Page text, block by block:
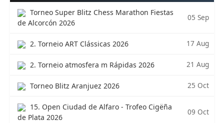
Torneo Super Blitz Chess Marathon Fiestas
de Alcorcón 2026
05 Sep
2. Torneio ART Clássicas 2026 17 Aug
2. Torneio atmosfera m Rápidas 2026 21 Aug
Torneo Blitz Aranjuez 2026 25 Oct
15. Open Ciudad de Alfaro - Trofeo Cigëña
de Plata 2026
09 Oct